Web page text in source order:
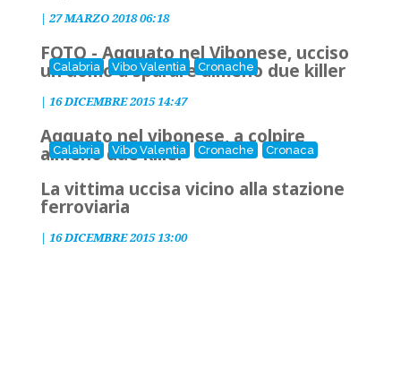
| 27 MARZO 2018 06:18
Calabria Vibo Valentia Cronache
FOTO - Agguato nel Vibonese, ucciso
un uomo a sparare almeno due killer
| 16 DICEMBRE 2015 14:47
Calabria Vibo Valentia Cronache Cronaca
Agguato nel vibonese, a colpire
almeno due killer
La vittima uccisa vicino alla stazione
ferroviaria
| 16 DICEMBRE 2015 13:00